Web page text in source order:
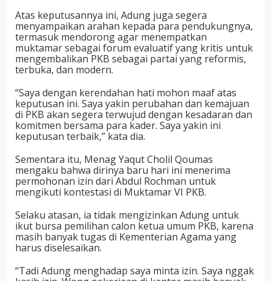
Atas keputusannya ini, Adung juga segera
menyampaikan arahan kepada para pendukungnya,
termasuk mendorong agar menempatkan
muktamar sebagai forum evaluatif yang kritis untuk
mengembalikan PKB sebagai partai yang reformis,
terbuka, dan modern.
“Saya dengan kerendahan hati mohon maaf atas
keputusan ini. Saya yakin perubahan dan kemajuan
di PKB akan segera terwujud dengan kesadaran dan
komitmen bersama para kader. Saya yakin ini
keputusan terbaik,” kata dia.
Sementara itu, Menag Yaqut Cholil Qoumas
mengaku bahwa dirinya baru hari ini menerima
permohonan izin dari Abdul Rochman untuk
mengikuti kontestasi di Muktamar VI PKB.
Selaku atasan, ia tidak mengizinkan Adung untuk
ikut bursa pemilihan calon ketua umum PKB, karena
masih banyak tugas di Kementerian Agama yang
harus diselesaikan.
“Tadi Adung menghadap saya minta izin. Saya nggak